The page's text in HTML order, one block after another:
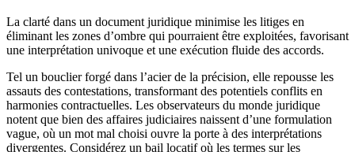
La clarté dans un document juridique minimise les litiges en
éliminant les zones d’ombre qui pourraient être exploitées, favorisant
une interprétation univoque et une exécution fluide des accords.
Tel un bouclier forgé dans l’acier de la précision, elle repousse les
assauts des contestations, transformant des potentiels conflits en
harmonies contractuelles. Les observateurs du monde juridique
notent que bien des affaires judiciaires naissent d’une formulation
vague, où un mot mal choisi ouvre la porte à des interprétations
divergentes. Considérez un bail locatif où les termes sur les